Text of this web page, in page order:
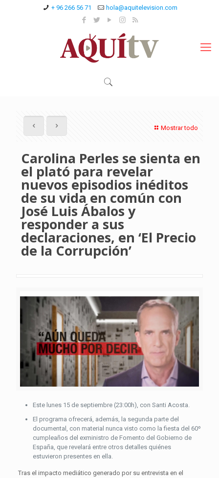
+ 96 266 56 71 hola@aquitelevision.com
Mostrar todo
Carolina Perles se sienta en
el plató para revelar
nuevos episodios inéditos
de su vida en común con
José Luis Ábalos y
responder a sus
declaraciones, en ‘El Precio
de la Corrupción’
Este lunes 15 de septiembre (23:00h), con Santi Acosta.
El programa ofrecerá, además, la segunda parte del
documental, con material nunca visto como la fiesta del 60º
cumpleaños del exministro de Fomento del Gobierno de
España, que revelará entre otros detalles quiénes
estuvieron presentes en ella.
Tras el impacto mediático generado por su entrevista en el